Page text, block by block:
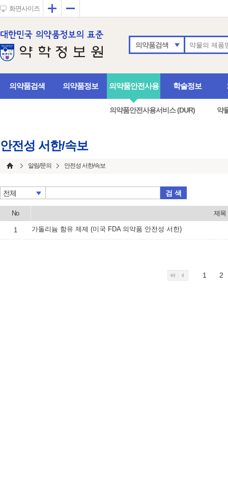
화면사이즈 확대
의약품검색
의약품검색 의약품정보 의약품안전사용
의약품안전사용서비스 (DUR) 약
학술정보
안전성 서한/속보
알림/문의 안전성 서한/속보
전체 검 색
No 제목
1 가돌리늄 함유 제제 (미국 FDA 의약품 안전성 서한)
1 2